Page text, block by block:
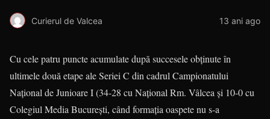
Curierul de Valcea 13 ani ago
Cu cele patru puncte acumulate după succesele obţinute în
ultimele două etape ale Seriei C din cadrul Campionatului
Naţional de Junioare I (34-28 cu Naţional Rm. Vâlcea şi 10-0 cu
Colegiul Media Bucureşti, când formaţia oaspete nu s-a